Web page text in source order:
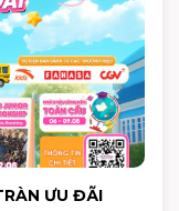
ƯU ĐÃI